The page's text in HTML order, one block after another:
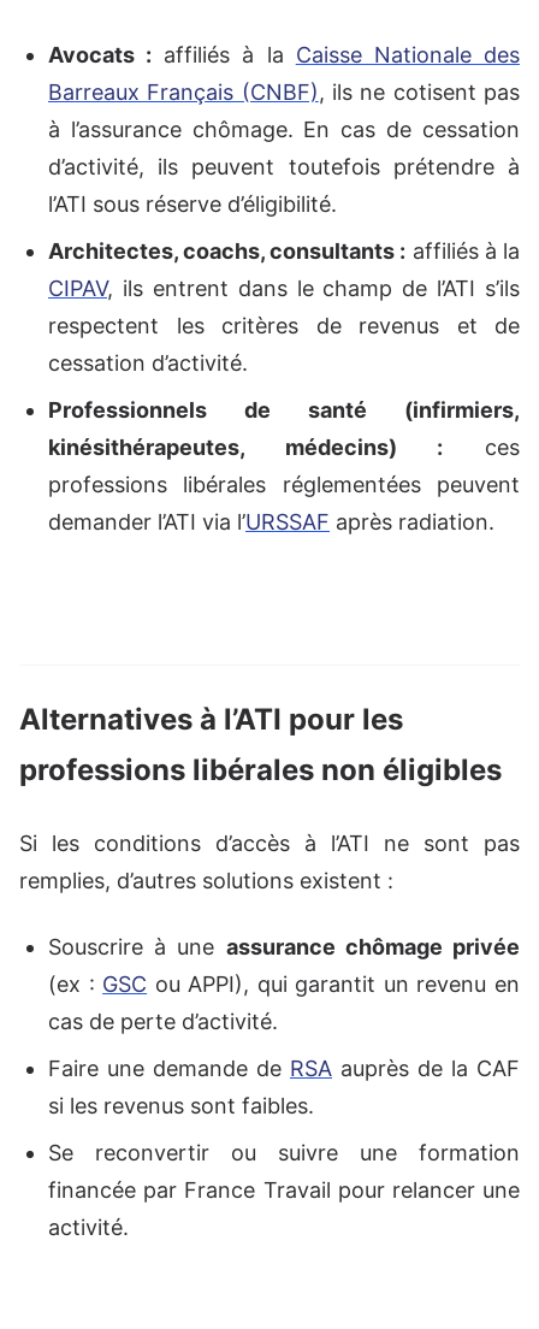
Avocats : affiliés à la Caisse Nationale des
Barreaux Français (CNBF), ils ne cotisent pas
à l’assurance chômage. En cas de cessation
d’activité, ils peuvent toutefois prétendre à
l’ATI sous réserve d’éligibilité.
Architectes, coachs, consultants : affiliés à la
CIPAV, ils entrent dans le champ de l’ATI s’ils
respectent les critères de revenus et de
cessation d’activité.
Professionnels de santé (infirmiers,
kinésithérapeutes, médecins) : ces
professions libérales réglementées peuvent
demander l’ATI via l’URSSAF après radiation.
Alternatives à l’ATI pour les
professions libérales non éligibles
Si les conditions d’accès à l’ATI ne sont pas
remplies, d’autres solutions existent :
Souscrire à une assurance chômage privée
(ex : GSC ou APPI), qui garantit un revenu en
cas de perte d’activité.
Faire une demande de RSA auprès de la CAF
si les revenus sont faibles.
Se reconvertir ou suivre une formation
financée par France Travail pour relancer une
activité.